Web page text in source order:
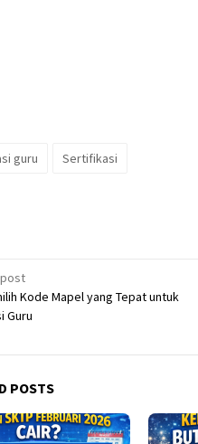
guru Sertifikasi
Kode Mapel yang Tepat untuk
Guru
POSTS